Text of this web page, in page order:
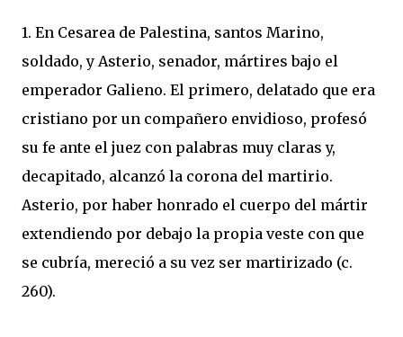
1. En Cesarea de Palestina, santos Marino,
soldado, y Asterio, senador, mártires bajo el
emperador Galieno. El primero, delatado que era
cristiano por un compañero envidioso, profesó
su fe ante el juez con palabras muy claras y,
decapitado, alcanzó la corona del martirio.
Asterio, por haber honrado el cuerpo del mártir
extendiendo por debajo la propia veste con que
se cubría, mereció a su vez ser martirizado (c.
260).